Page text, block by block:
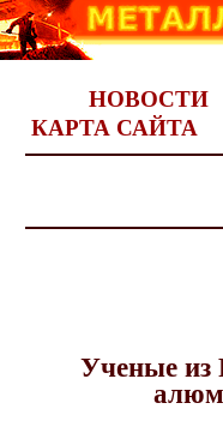
НОВОСТИ
КАРТА САЙТА
Ученые из